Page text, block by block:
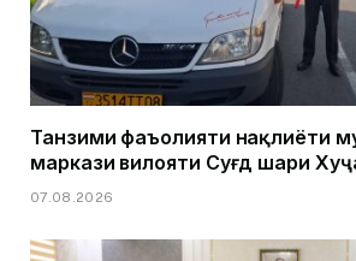
Танзими фаъолияти нақлиёти
маркази вилояти Суғд шаҳри
07.08.2026